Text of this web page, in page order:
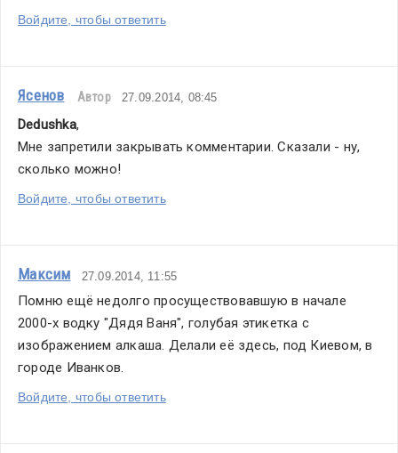
Войдите, чтобы ответить
Ясенов Автор 27.09.2014, 08:45
Dedushka,
Мне запретили закрывать комментарии. Сказали - ну,
сколько можно!
Войдите, чтобы ответить
Максим 27.09.2014, 11:55
Помню ещё недолго просуществовавшую в начале
2000-х водку "Дядя Ваня", голубая этикетка с
изображением алкаша. Делали её здесь, под Киевом, в
городе Иванков.
Войдите, чтобы ответить